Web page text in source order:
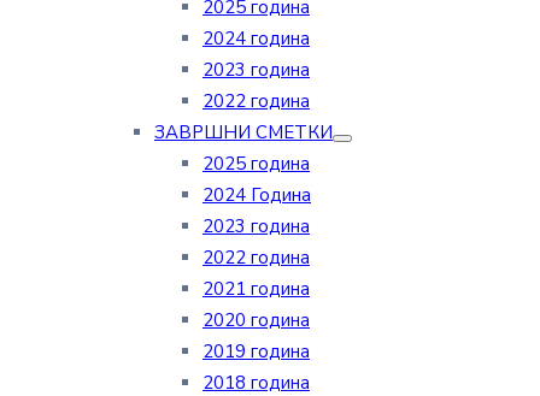
2025 година
2024 година
2023 година
2022 година
ЗАВРШНИ СМЕТКИ
2025 година
2024 Година
2023 година
2022 година
2021 година
2020 година
2019 година
2018 година